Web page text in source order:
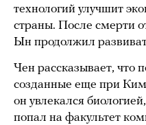
технологий улучшит
страны. После смерти
Ын продолжил
Чен рассказывает, что
созданные еще при
он увлекался
попал на факультет